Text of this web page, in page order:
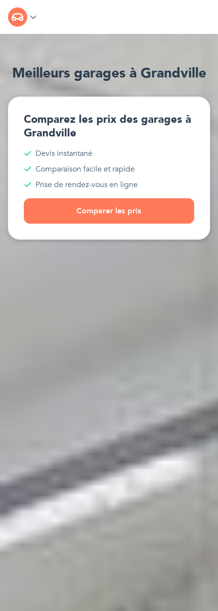
Meilleurs garagesà Grandville
Comparez les prix des garages à
Grandville
Devis instantané
Comparaison facile et rapide
Prise de rendez-vous en ligne
Comparer les prix